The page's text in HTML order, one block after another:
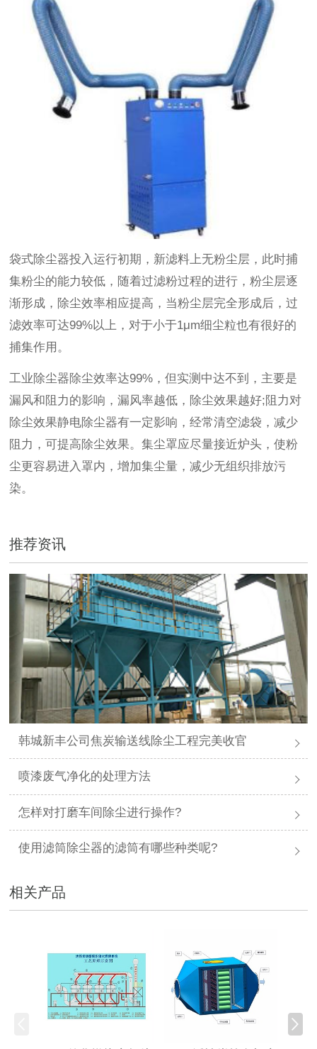
袋式除尘器投入运行初期，新滤料上无粉尘层，此时捕
集粉尘的能力较低，随着过滤粉过程的进行，粉尘层逐
渐形成，除尘效率相应提高，当粉尘层完全形成后，过
滤效率可达99%以上，对于小于1μm细尘粒也有很好的
捕集作用。
工业除尘器除尘效率达99%，但实测中达不到，主要是
漏风和阻力的影响，漏风率越低，除尘效果越好;阻力对
除尘效果静电除尘器有一定影响，经常清空滤袋，减少
阻力，可提高除尘效果。集尘罩应尽量接近炉头，使粉
尘更容易进入罩内，增加集尘量，减少无组织排放污
染。
推荐资讯
韩城新丰公司焦炭输送线除尘工程完美收官
喷漆废气净化的处理方法
怎样对打磨车间除尘进行操作?
使用滤筒除尘器的滤筒有哪些种类呢?
相关产品